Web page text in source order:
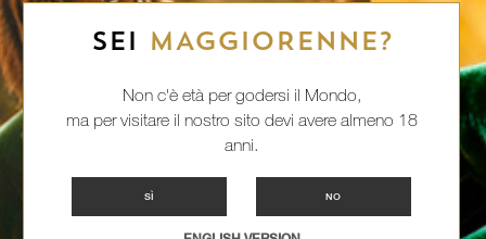
SEI MAGGIORENNE?
Non c'è età per godersi il Mondo,
ma per visitare il nostro sito devi avere almeno 18
anni.
SÌ NO